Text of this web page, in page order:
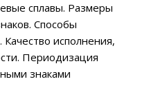
сплавы. Размеры
Способы
исполнения,
Периодизация
знаками